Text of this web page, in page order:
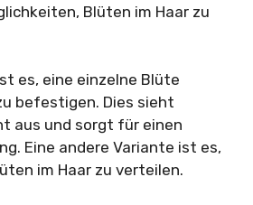
Blüten im Haar zu
es, eine einzelne Blüte
befestigen. Dies sieht
aus und sorgt für einen
Eine andere Variante ist es,
im Haar zu verteilen.